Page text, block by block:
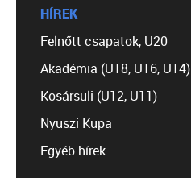
HÍREK
Felnőtt csapatok, U20
Akadémia (U18, U16, U14)
Kosársuli (U12, U11)
Nyuszi Kupa
Egyéb hírek